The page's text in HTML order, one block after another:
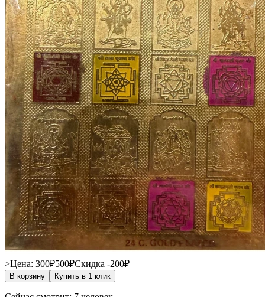
>Цена: 300₽500₽Скидка -200₽
В корзину Купить в 1 клик